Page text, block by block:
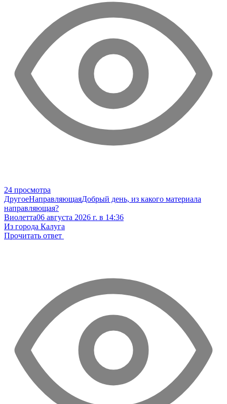
24 просмотра
ДругоеНаправляющаяДобрый день, из какого материала
направляющая?
Виолетта06 августа 2026 г. в 14:36
Из города Калуга
Прочитать ответ